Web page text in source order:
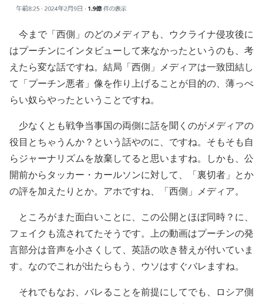
今まで「西側」のどのメディアも、ウクライナ侵攻後に
はプーチンにインタビューして来なかったというのも、考
えたら変な話ですね。結局「西側」メディアは一致団結し
て「プーチン悪者」像を作り上げることが目的の、薄っぺ
らい奴らやったということですね。
少なくとも戦争当事国の両側に話を聞くのがメディアの
役目とちゃうんか？という話やのに、ですね。そもそも自
らジャーナリズムを放棄してると思いますね。しかも、公
開前からタッカー・カールソンに対して、「裏切者」とか
の評を加えたりとか。アホですね、「西側」メディア。
ところがまた面白いことに、この公開とほぼ同時？に、
フェイクも流されてたそうです。上の動画はプーチンの発
言部分は音声を小さくして、英語の吹き替えが付いていま
す。なのでこれが出たらもう、ウソはすぐバレますね。
それでもなお、バレることを前提にしてでも、ロシア側